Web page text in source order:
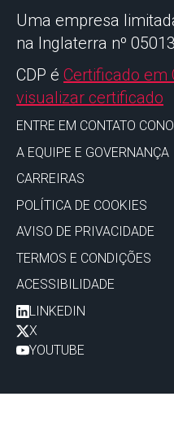
Uma empresa
na Inglaterra nº
CDP é Certificado em
visualizar certificado
ENTRE EM CONTATO
A EQUIPE E GOVERNANÇA
CARREIRAS
POLÍTICA DE COOKIES
AVISO DE PRIVACIDADE
TERMOS E CONDIÇÕES
ACESSIBILIDADE
LINKEDIN
X
YOUTUBE